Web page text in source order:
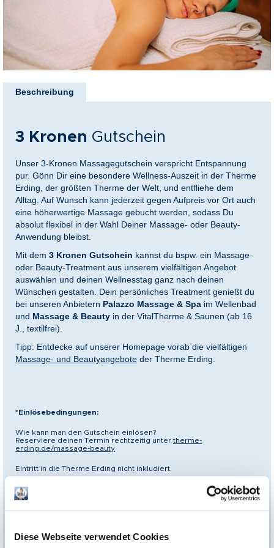
Diese Webseite verwendet Cookies
Anfang
Beschreibung
3 Kronen Gutschein
Unser 3-Kronen Massagegutschein verspricht Entspannung
pur. Gönn Dir eine besondere Wellness-Auszeit in der Therme
Erding, der größten Therme der Welt, und entfliehe dem
Alltag. Auf Wunsch kann jederzeit gegen Aufpreis vor Ort auch
eine höherwertige Massage gebucht werden, sodass Du
absolut flexibel in der Wahl Deiner Massage- oder Beauty-
Anwendung bleibst.
Mit dem 3 Kronen Gutschein kannst du bspw. ein Massage-
oder Beauty-Treatment aus unserem vielfältigen Angebot
auswählen und deinen Wellnesstag ganz nach deinen
Wünschen gestalten. Dein persönliches Treatment genießt du
bei unseren Anbietern Palazzo Massage & Spa im Wellenbad
und Massage & Beauty in der VitalTherme & Saunen (ab 16
J., textilfrei).
Tipp: Entdecke auf unserer Homepage vorab die vielfältigen
Massage- und Beautyangebote der Therme Erding.
*Einlösebedingungen:
Wie kann man den Gutschein einlösen?
Reserviere deinen Termin rechtzeitig unter therme-
erding.de/massage-beauty
Eintritt in die Therme Erding nicht inkludiert.
Es besteht eine Preisgarantie von 12 Monaten ab Kaufdatum für die
auf dem Gutschein genannte Leistung. Nach Ablauf der
dieser Leistung erforderlich sein.
Mehrzweckgutschein
Dieser Gutschein kann statt für die beschriebene Leistung auch für
für Familien